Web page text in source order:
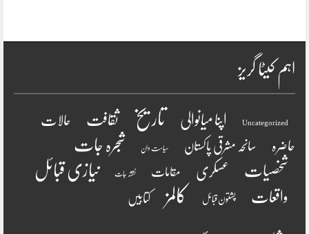
اہم کیٹا گریز
Uncategorized اپنا میانوالی تاریخ ثقافت حالات
حاضرہ سانحہ مشرقی پاکستان سیاست دان شجرہ جات
شخصیات عسکری مقامات نقشہ جات نیازی قبائل
واقعات پشتون قبائل کالمز کتابیں